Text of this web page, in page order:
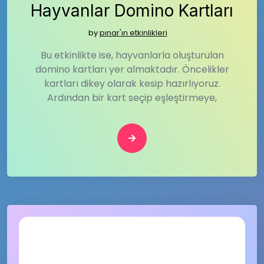
Hayvanlar Domino Kartları
bypınar'ın etkinlikleri
Bu etkinlikte ise, hayvanlarla oluşturulan
domino kartları yer almaktadır. Öncelikler
kartları dikey olarak kesip hazırlıyoruz.
Ardından bir kart seçip eşleştirmeye,